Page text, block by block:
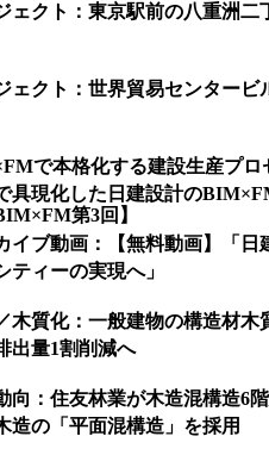
ェクト：東京駅前の八重洲
ェクト：世界貿易センタービ
で本格化する建設生産プロ
具現化した日建設計の
第3回】
イブ動画：【無料動画】「
ティーの実現へ」
木質化：一般建物の構造材
出量1割削減へ
向：住友林業が木造混構造6
造の「平面混構造」を採用